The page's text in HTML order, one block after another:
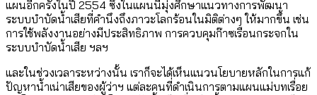
แผนอีกครั้งในปี 2554 ซึ่งในแผนนี้มุ่งศึกษาแนวทางการพัฒนา
ระบบบำบัดน้ำเสียที่คำนึงถึงภาวะโลกร้อนในมิติต่างๆ ให้มากขึ้น เช่น
การใช้พลังงานอย่างมีประสิทธิภาพ การควบคุมก๊าซเรือนกระจกใน
ระบบบำบัดน้ำเสีย ฯลฯ
และในช่วงเวลาระหว่างนั้น เราก็จะได้เห็นแนวนโยบายหลักในการแก้
ปัญหาน้ำเน่าเสียของผู้ว่าฯ แต่ละคนที่ดำเนินการตามแผนแม่บทเรื่อย